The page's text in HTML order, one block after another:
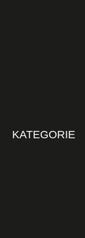
KATEGORIE